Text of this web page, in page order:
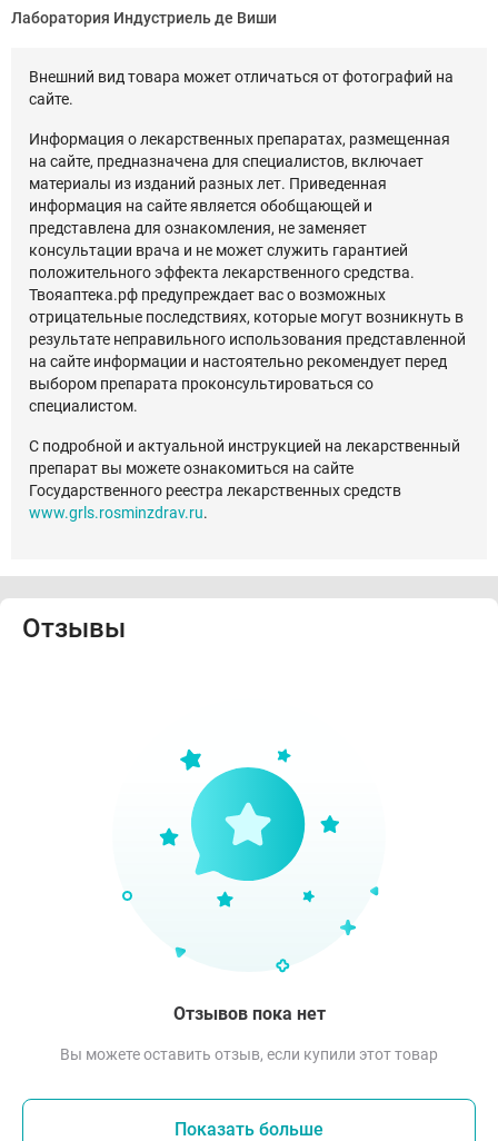
Лаборатория Индустриель де Виши
Внешний вид товара может отличаться от фотографий на
сайте.
Информация о лекарственных препаратах, размещенная
на сайте, предназначена для специалистов, включает
материалы из изданий разных лет. Приведенная
информация на сайте является обобщающей и
представлена для ознакомления, не заменяет
консультации врача и не может служить гарантией
положительного эффекта лекарственного средства.
Твояаптека.рф предупреждает вас о возможных
отрицательные последствиях, которые могут возникнуть в
результате неправильного использования представленной
на сайте информации и настоятельно рекомендует перед
выбором препарата проконсультироваться со
специалистом.
С подробной и актуальной инструкцией на лекарственный
препарат вы можете ознакомиться на сайте
Государственного реестра лекарственных средств
www.grls.rosminzdrav.ru.
Отзывы
Отзывов пока нет
Вы можете оставить отзыв, если купили этот товар
Показать больше